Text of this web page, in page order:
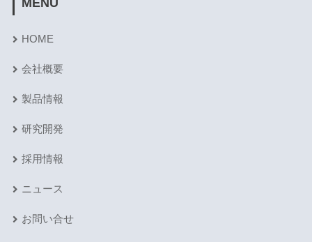
MENU
HOME
会社概要
製品情報
研究開発
採用情報
ニュース
お問い合せ